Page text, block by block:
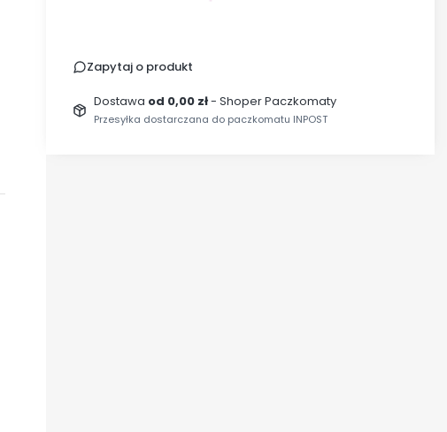
Zapytaj o produkt
Dostawa od 0,00 zł- Shoper Paczkomaty
Przesyłka dostarczana do paczkomatu INPOST